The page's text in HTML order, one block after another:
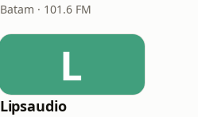
Batam · 101.6 FM
L
Lipsaudio